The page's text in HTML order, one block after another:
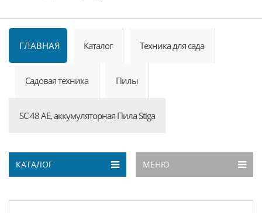
ГЛАВНАЯ Каталог Техника для сада
Садовая техника Пилы
SC 48 AE, аккумуляторная Пила Stiga
КАТАЛОГ МЕНЮ